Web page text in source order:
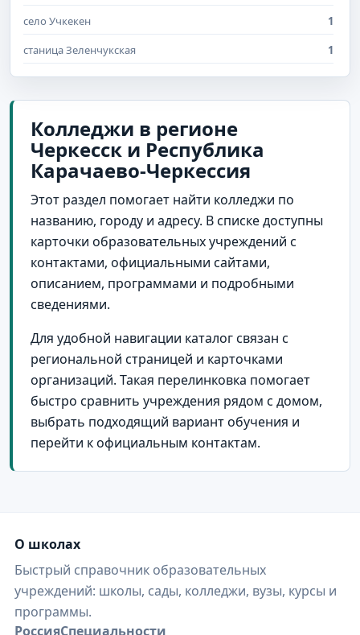
село Учкекен
1
станица Зеленчукская
1
Колледжи в регионе
Черкесск и Республика
Карачаево-Черкессия
Этот раздел помогает найти колледжи по
названию, городу и адресу. В списке доступны
карточки образовательных учреждений с
контактами, официальными сайтами,
описанием, программами и подробными
сведениями.
Для удобной навигации каталог связан с
региональной страницей и карточками
организаций. Такая перелинковка помогает
быстро сравнить учреждения рядом с домом,
выбрать подходящий вариант обучения и
перейти к официальным контактам.
О школах
Быстрый справочник образовательных
учреждений: школы, сады, колледжи, вузы, курсы и
программы.
РоссияСпециальности